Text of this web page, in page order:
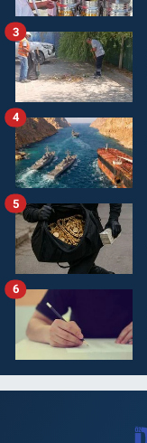
3
4
5
6